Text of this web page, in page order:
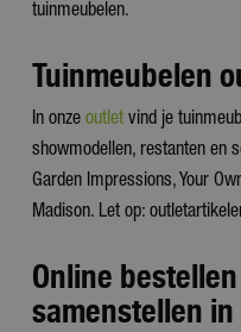
tuinmeubelen.
Tuinmeubelen
In onze outlet vind je
showmodellen, restanten en
Garden Impressions, Your
Madison. Let op:
Online
samenstellen